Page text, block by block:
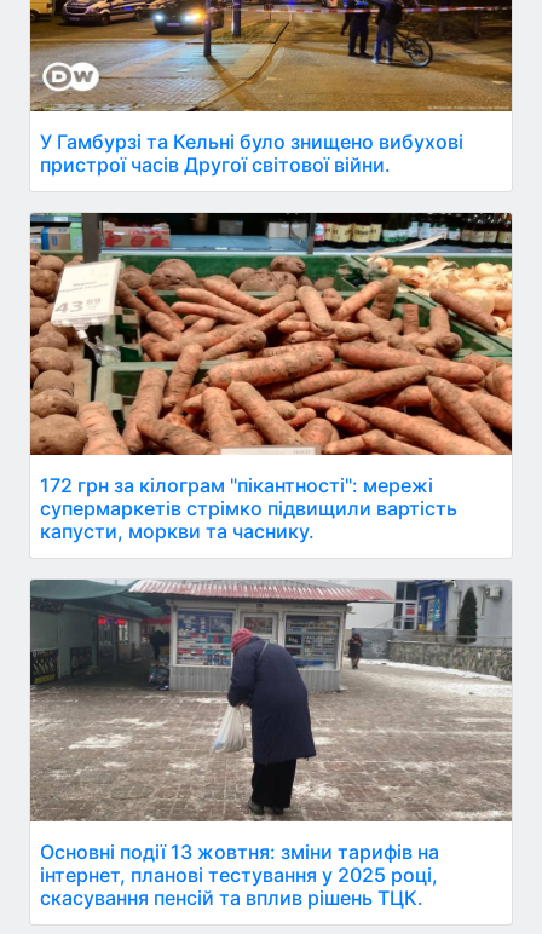
У Гамбурзі та Кельні було знищено вибухові
пристрої часів Другої світової війни.
172 грн за кілограм "пікантності": мережі
супермаркетів стрімко підвищили вартість
капусти, моркви та часнику.
Основні події 13 жовтня: зміни тарифів на
інтернет, планові тестування у 2025 році,
скасування пенсій та вплив рішень ТЦК.